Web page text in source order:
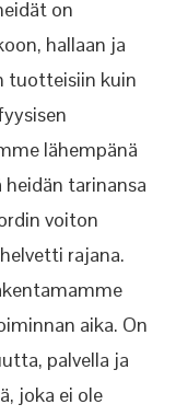
on
hallaan ja
tuotteisiin kuin
lähempänä
tarinansa
voiton
rajana.
aika. On
palvella ja
joka ei ole